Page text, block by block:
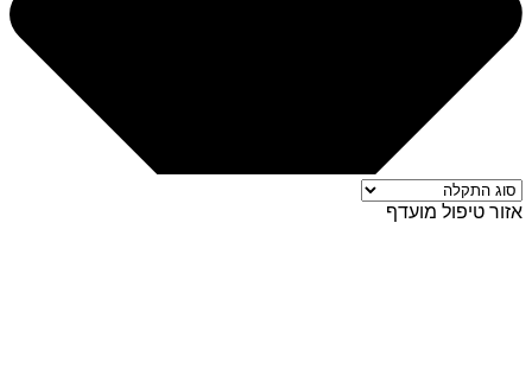
אזור טיפול מועדף